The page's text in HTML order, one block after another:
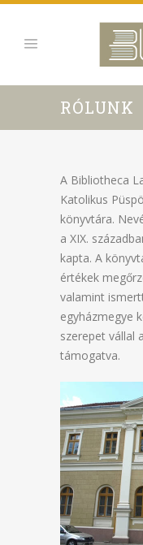
RÓLUNK
A Bibliotheca
Katolikus
könyvtára.
a XIX.
kapta. A
értékek
valamint
egyházmegye
szerepet vállal
támogatva.